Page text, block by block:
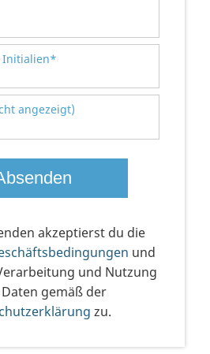
Initialien*
angezeigt)
akzeptierst du die
und
und Nutzung
gemäß der
zu.